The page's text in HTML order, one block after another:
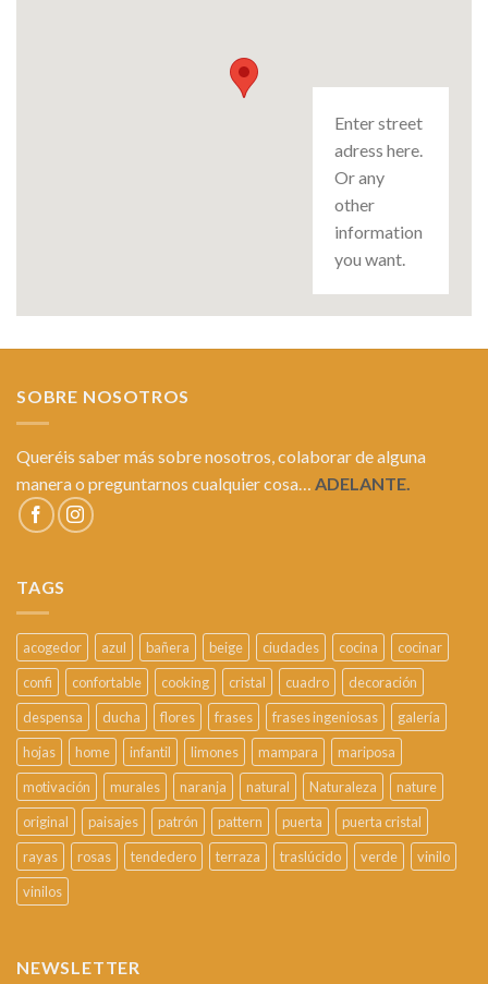
Enter street
adress here.
Or any
other
information
you want.
SOBRE NOSOTROS
Queréis saber más sobre nosotros, colaborar de alguna
manera o preguntarnos cualquier cosa…
ADELANTE.
TAGS
acogedor azul bañera beige ciudades cocina
cocinar
confi
confortable cooking cristal cuadro
decoración
despensa
ducha flores frases frases ingeniosas
galería
hojas
home infantil limones mampara
mariposa
motivación
murales naranja natural Naturaleza
nature
original
paisajes patrón pattern puerta
puerta cristal
rayas
rosas tendedero terraza traslúcido verde
vinilo
vinilos
NEWSLETTER